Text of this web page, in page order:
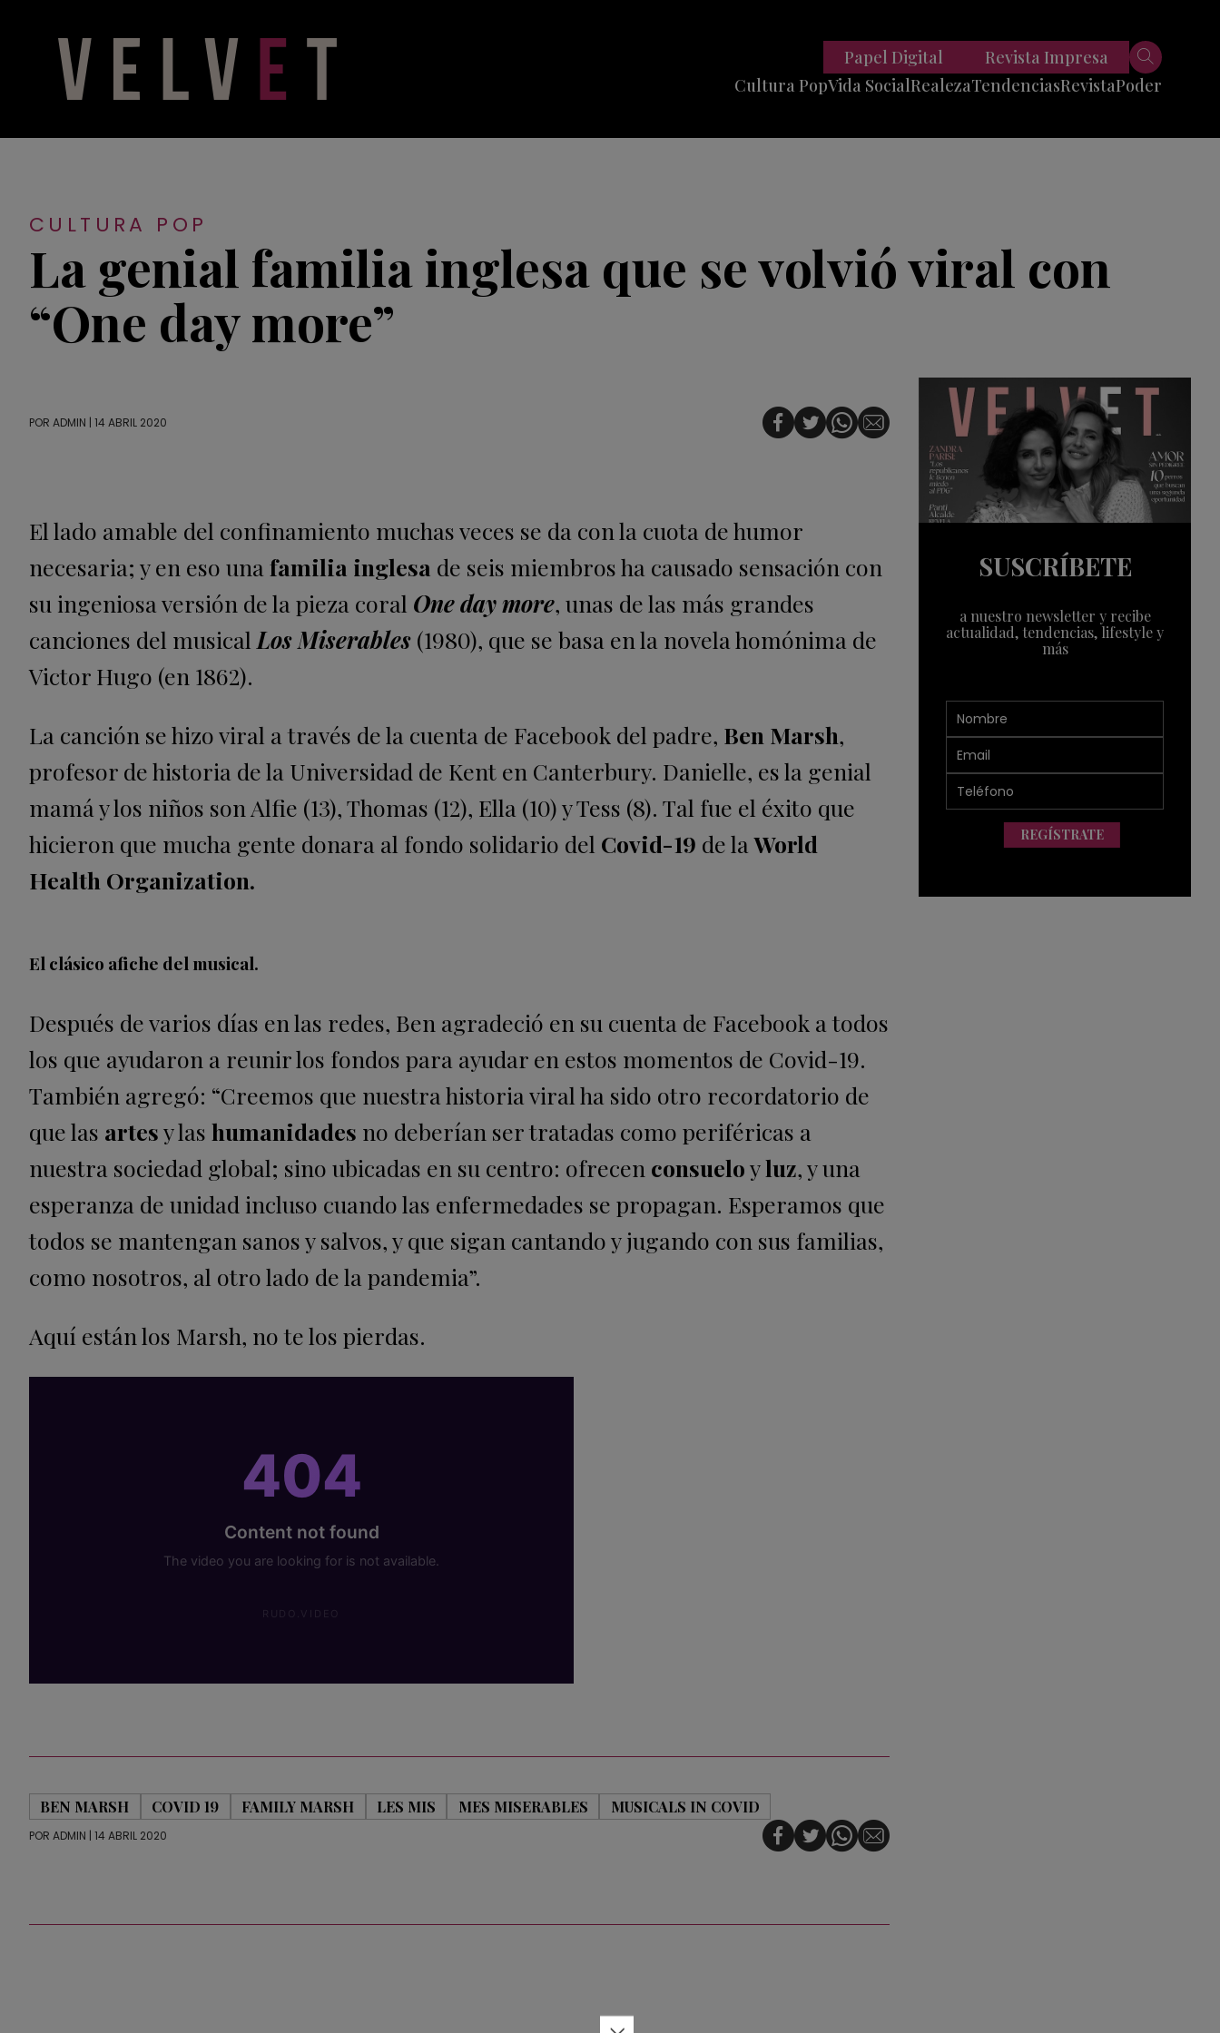
Cultura PopVida SocialRealezaTendencias
Viajes
Tech
RevistaPoder
Papel Digital Revista Impresa
CULTURA POP
La genial familia inglesa que se volvió viral con
“One day more”
POR ADMIN | 14 ABRIL 2020
El lado amable del confinamiento muchas veces se da con la cuota de humor
necesaria; y en eso una familia inglesa de seis miembros ha causado sensación con
su ingeniosa versión de la pieza coral One day more, unas de las más grandes
canciones del musical Los Miserables (1980), que se basa en la novela homónima de
Victor Hugo (en 1862).
La canción se hizo viral a través de la cuenta de Facebook del padre, Ben Marsh,
profesor de historia de la Universidad de Kent en Canterbury. Danielle, es la genial
mamá y los niños son Alfie (13), Thomas (12), Ella (10) y Tess (8). Tal fue el éxito que
hicieron que mucha gente donara al fondo solidario del Covid-19 de laWorld
Health Organization.
El clásico afiche del musical.
Después de varios días en las redes, Ben agradeció en su cuenta de Facebook a todos
los que ayudaron a reunir los fondos para ayudar en estos momentos de Covid-19.
También agregó: “Creemos que nuestra historia viral ha sido otro recordatorio de
que las artesy las humanidades no deberían ser tratadas como periféricas a
nuestra sociedad global; sino ubicadas en su centro: ofrecen consueloyluz, y una
esperanza de unidad incluso cuando las enfermedades se propagan. Esperamos que
todos se mantengan sanos y salvos, y que sigan cantando y jugando con sus familias,
como nosotros, al otro lado de la pandemia”.
Aquí están los Marsh, no te los pierdas.
BEN MARSH COVID 19 FAMILY MARSH LES MIS MES MISERABLES MUSICALS IN COVID
POR ADMIN | 14 ABRIL 2020
SUSCRÍBETE
a nuestro newsletter y recibe
actualidad, tendencias, lifestyle y
más
REGÍSTRATE